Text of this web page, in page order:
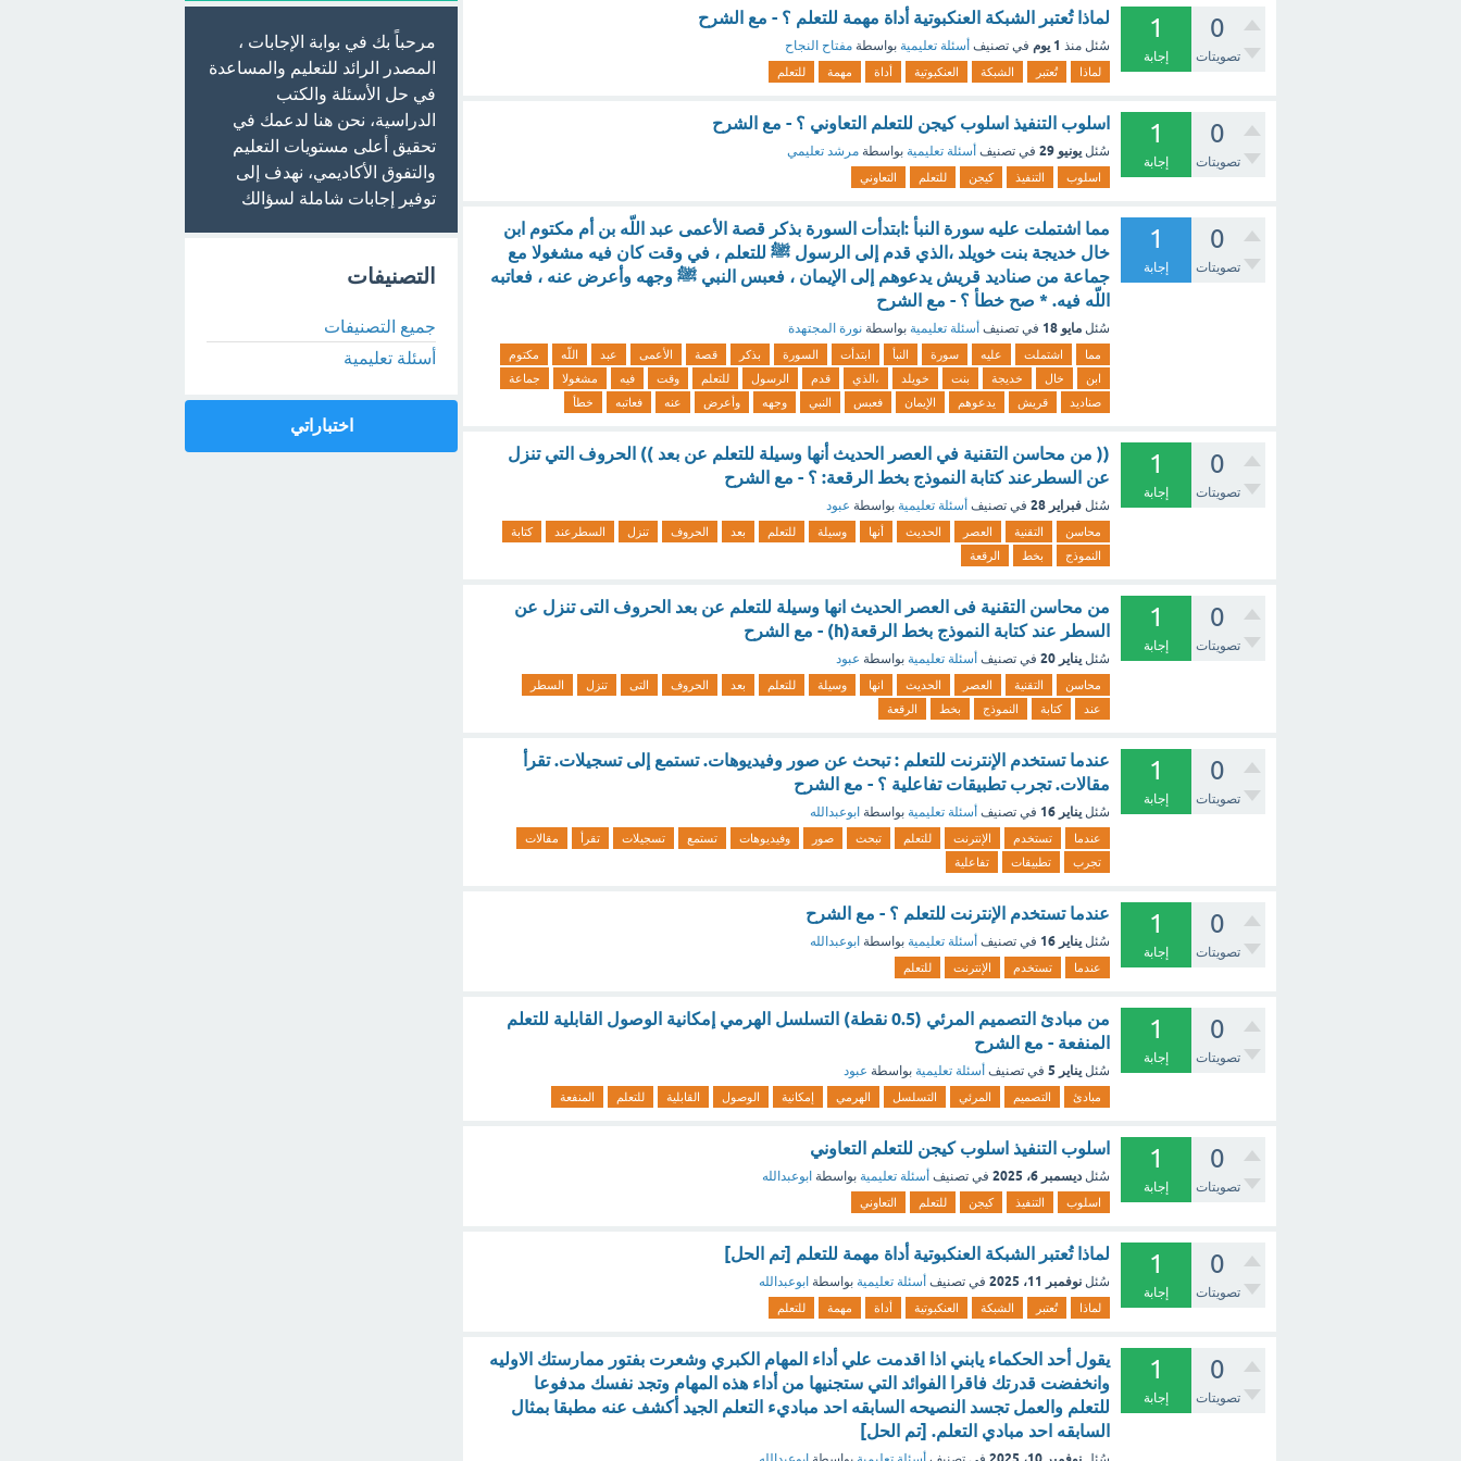
0
تصويتات
1
إجابة
لماذا تُعتبر الشبكة العنكبوتية أداة مهمة للتعلم ؟ - مع الشرح
سُئل منذ 1 يوم في تصنيف أسئلة تعليمية بواسطة مفتاح النجاح
لماذا تُعتبر الشبكة العنكبوتية أداة مهمة للتعلم
0
تصويتات
1
إجابة
اسلوب التنفيذ اسلوب كيجن للتعلم التعاوني ؟ - مع الشرح
سُئل يونيو 29 في تصنيف أسئلة تعليمية بواسطة مرشد تعليمي
اسلوب التنفيذ كيجن للتعلم التعاوني
0
تصويتات
1
إجابة
مما اشتملت عليه سورة النبأ :ابتدأت السورة بذكر قصة الأعمى عبد اللّه بن أم مكتوم ابن
خال خديجة بنت خويلد ،الذي قدم إلى الرسول ﷺ للتعلم ، في وقت كان فيه مشغولا مع
جماعة من صناديد قريش يدعوهم إلى الإيمان ، فعبس النبي ﷺ وجهه وأعرض عنه ، فعاتبه
اللّه فيه. * صح خطأ ؟ - مع الشرح
سُئل مايو 18 في تصنيف أسئلة تعليمية بواسطة نورة المجتهدة
مما اشتملت عليه سورة النبأ ابتدأت السورة بذكر قصة الأعمى عبد اللّه
مكتوم
ابن
خال خديجة بنت خويلد ،الذي قدم الرسول للتعلم وقت فيه مشغولا
جماعة
صناديد
قريش يدعوهم الإيمان فعبس النبي وجهه وأعرض عنه فعاتبه خطأ
0
تصويتات
1
إجابة
(( من محاسن التقنية في العصر الحديث أنها وسيلة للتعلم عن بعد )) الحروف التي تنزل
عن السطرعند كتابة النموذج بخط الرقعة: ؟ - مع الشرح
سُئل فبراير 28 في تصنيف أسئلة تعليمية بواسطة عبود
محاسن التقنية العصر الحديث أنها وسيلة للتعلم بعد الحروف تنزل السطرعند
كتابة
النموذج
بخط الرقعة
0
تصويتات
1
إجابة
من محاسن التقنية فى العصر الحديث انها وسيلة للتعلم عن بعد الحروف التى تنزل عن
السطر عند كتابة النموذج بخط الرقعة(h) - مع الشرح
سُئل يناير 20 في تصنيف أسئلة تعليمية بواسطة عبود
محاسن التقنية العصر الحديث انها وسيلة للتعلم بعد الحروف التى تنزل
السطر
عند
كتابة النموذج بخط الرقعة
0
تصويتات
1
إجابة
عندما تستخدم الإنترنت للتعلم : تبحث عن صور وفيديوهات. تستمع إلى تسجيلات. تقرأ
مقالات. تجرب تطبيقات تفاعلية ؟ - مع الشرح
سُئل يناير 16 في تصنيف أسئلة تعليمية بواسطة ابوعبدالله
عندما تستخدم الإنترنت للتعلم تبحث صور وفيديوهات تستمع تسجيلات تقرأ
مقالات
تجرب
تطبيقات تفاعلية
0
تصويتات
1
إجابة
عندما تستخدم الإنترنت للتعلم ؟ - مع الشرح
سُئل يناير 16 في تصنيف أسئلة تعليمية بواسطة ابوعبدالله
عندما تستخدم الإنترنت للتعلم
0
تصويتات
1
إجابة
من مبادئ التصميم المرئي (0.5 نقطة) التسلسل الهرمي إمكانية الوصول القابلية للتعلم
المنفعة - مع الشرح
سُئل يناير 5 في تصنيف أسئلة تعليمية بواسطة عبود
مبادئ التصميم المرئي التسلسل الهرمي إمكانية الوصول القابلية للتعلم المنفعة
0
تصويتات
1
إجابة
اسلوب التنفيذ اسلوب كيجن للتعلم التعاوني
سُئل ديسمبر 6، 2025 في تصنيف أسئلة تعليمية بواسطة ابوعبدالله
اسلوب التنفيذ كيجن للتعلم التعاوني
0
تصويتات
1
إجابة
لماذا تُعتبر الشبكة العنكبوتية أداة مهمة للتعلم [تم الحل]
سُئل نوفمبر 11، 2025 في تصنيف أسئلة تعليمية بواسطة ابوعبدالله
لماذا تُعتبر الشبكة العنكبوتية أداة مهمة للتعلم
0
تصويتات
1
إجابة
يقول أحد الحكماء يابني اذا اقدمت علي أداء المهام الكبري وشعرت بفتور ممارستك الاوليه
وانخفضت قدرتك فاقرا الفوائد التي ستجنيها من أداء هذه المهام وتجد نفسك مدفوعا
للتعلم والعمل تجسد النصيحه السابقه احد مباديء التعلم الجيد أكشف عنه مطبقا بمثال
السابقه احد مبادي التعلم. [تم الحل]
مرحباً بك في بوابة الإجابات ،
المصدر الرائد للتعليم والمساعدة
في حل الأسئلة والكتب
الدراسية، نحن هنا لدعمك في
تحقيق أعلى مستويات التعليم
والتفوق الأكاديمي، نهدف إلى
توفير إجابات شاملة لسؤالك
التصنيفات
جميع التصنيفات
أسئلة تعليمية
اختباراتي